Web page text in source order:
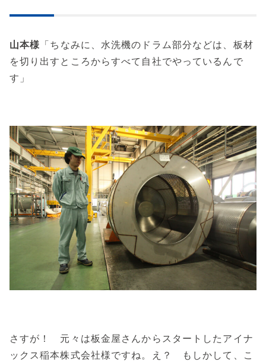
山本様 「ちなみに、水洗機のドラム部分などは、板材
を切り出すところからすべて自社でやっているんで
す」
さすが！ 元々は板金屋さんからスタートしたアイナ
ックス稲本株式会社様ですね。え？ もしかして、こ